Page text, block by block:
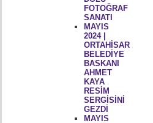
FOTOĞRAF
SANATI
MAYIS
2024 |
ORTAHİSAR
BELEDİYE
BASKANI
AHMET
KAYA
RESİM
SERGİSİNİ
GEZDİ
MAYIS